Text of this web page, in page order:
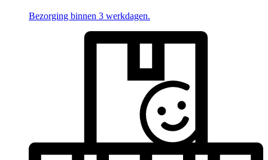
Bezorging binnen 3 werkdagen.